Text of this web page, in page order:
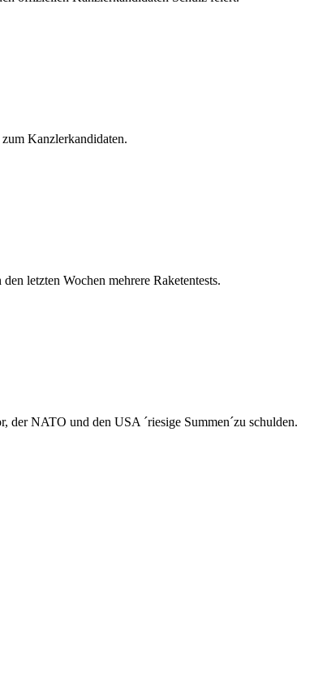
Kanzlerkandidaten.
letzten Wochen mehrere Raketentests.
NATO und den USA ´riesige Summen´zu schulden.